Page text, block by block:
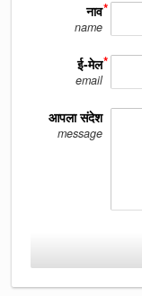
नाव
name
ई-मेल
email
आपला संदेश
message